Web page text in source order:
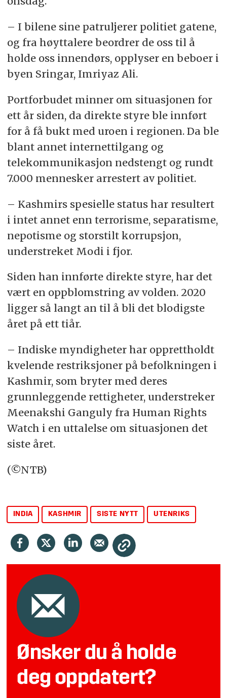
– I bilene sine patruljerer politiet gatene,
og fra høyttalere beordrer de oss til å
holde oss innendørs, opplyser en beboer i
byen Sringar, Imriyaz Ali.
Portforbudet minner om situasjonen for
ett år siden, da direkte styre ble innført
for å få bukt med uroen i regionen. Da ble
blant annet internettilgang og
telekommunikasjon nedstengt og rundt
7.000 mennesker arrestert av politiet.
– Kashmirs spesielle status har resultert
i intet annet enn terrorisme, separatisme,
nepotisme og storstilt korrupsjon,
understreket Modi i fjor.
Siden han innførte direkte styre, har det
vært en oppblomstring av volden. 2020
ligger så langt an til å bli det blodigste
året på ett tiår.
– Indiske myndigheter har opprettholdt
kvelende restriksjoner på befolkningen i
Kashmir, som bryter med deres
grunnleggende rettigheter, understreker
Meenakshi Ganguly fra Human Rights
Watch i en uttalelse om situasjonen det
siste året.
(©NTB)
INDIA KASHMIR SISTE NYTT UTENRIKS
Ønsker du å holde
deg oppdatert?